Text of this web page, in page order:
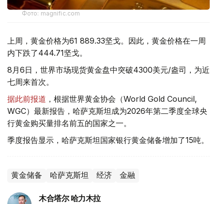
Фото: magnific.com
上周，黄金价格为61 889.33坚戈。因此，黄金价格在一周
内下跌了444.71坚戈。
8月6日，世界市场现货黄金盘中突破4300美元/盎司，为近
七周来首次。
据此前报道 ，根据世界黄金协会（World Gold Council,
WGC）最新报告，哈萨克斯坦成为2026年第二季度全球央
行黄金购买量排名前五的国家之一。
季度报告显示，哈萨克斯坦国家银行黄金储备增加了15吨。
黄金储备 哈萨克斯坦 经济 金融
木合塔尔 哈力木拉